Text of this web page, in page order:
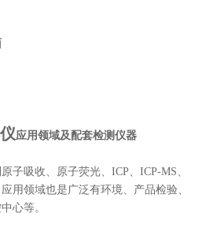
应用领域及配套检测仪器
子吸收、原子荧光、ICP、ICP-MS、
用领域也是广泛有环境、产品检验、
心等。